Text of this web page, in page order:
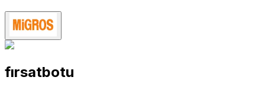
fırsatbotu